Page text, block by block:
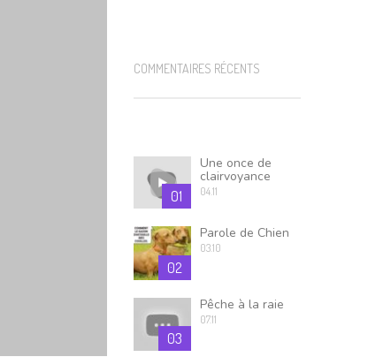
COMMENTAIRES RÉCENTS
01
Une once de
clairvoyance
04.11
02
Parole de Chien
03.10
03
Pêche à la raie
07.11